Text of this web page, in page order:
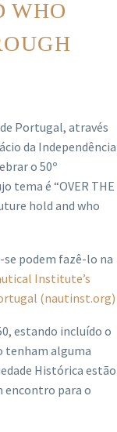
WHO
Portugal, através
da Independência
o 50º
tema é “OVER THE
hold and who
se podem fazê-lo na
Institute’s
(nautinst.org)
estando incluído o
tenham alguma
Histórica estão
encontro para o